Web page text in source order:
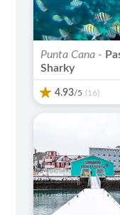
Punta Cana -
Sharky
4.93/5 (16)